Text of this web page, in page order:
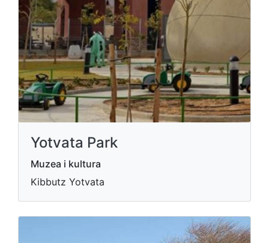
Yotvata Park
Muzea i kultura
Kibbutz Yotvata